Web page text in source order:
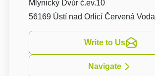
Mlýnický Dvůr č.ev.10
56169 Ústí nad Orlicí Červená Voda
Write to Us
Navigate